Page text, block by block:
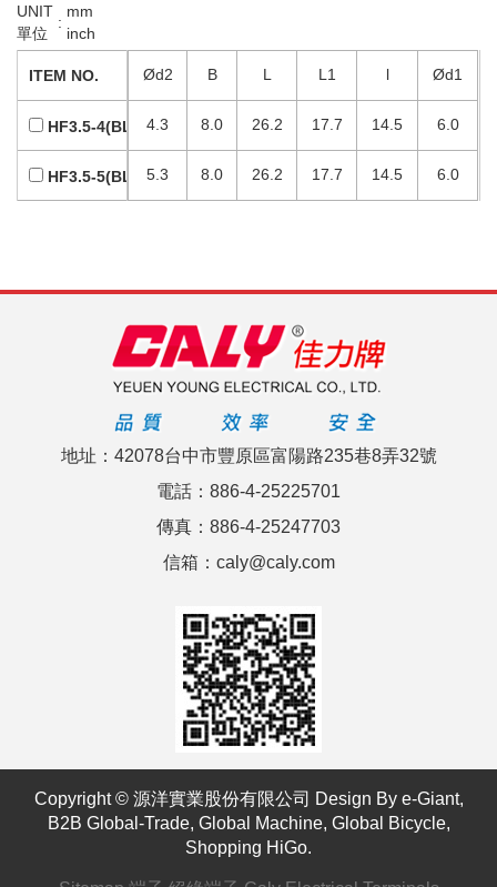
UNIT
:
mm
單位
inch
Ød2 B L L1 l Ød1
4.3 8.0 26.2 17.7 14.5 6.0
5.3 8.0 26.2 17.7 14.5 6.0
ITEM NO.
HF3.5-4(BLACK)
HF3.5-5(BLACK)
地址：42078台中市豐原區富陽路235巷8弄32號
電話：886-4-25225701
傳真：886-4-25247703
信箱：caly@caly.com
Copyright © 源洋實業股份有限公司 Design By e-Giant,
B2B Global-Trade, Global Machine, Global Bicycle,
Shopping HiGo.